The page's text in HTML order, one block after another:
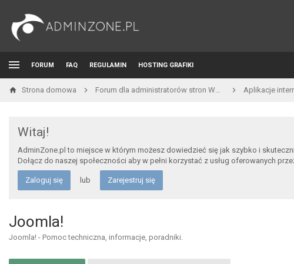
FORUM FAQ REGULAMIN HOSTING GRAFIKI
Strona domowa Forum dla administratorów stron WWW i developerów Aplikacje
Witaj!
AdminZone.pl to miejsce w którym możesz dowiedzieć się jak szybko i
Dołącz do naszej społeczności aby w pełni korzystać z usług oferowanych
Zaloguj się lub Zarejestruj się
Joomla!
Joomla! - Pomoc techniczna, informacje, poradniki.